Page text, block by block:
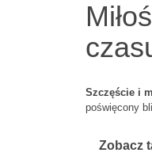
Szczęście i
poświęcony
Zobacz